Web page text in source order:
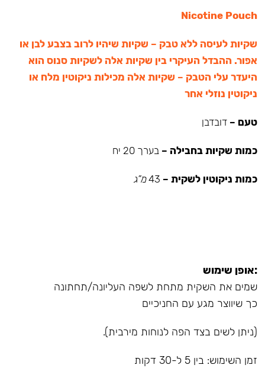
Nicotine Pouch
שקיות לעיסה ללא טבק – שקיות שיהיו לרוב בצבע לבן או
אפור. ההבדל העיקרי בין שקיות אלה לשקיות סנוס הוא
היעדר עלי הטבק – שקיות אלה מכילות ניקוטין מלח או
ניקוטין נוזלי אחר
טעם – דובדבן
כמות שקיות בחבילה – בערך 20 יח
כמות ניקוטין לשקית – מ”ג
:אופן שימוש
שמים את השקית מתחת לשפה העליונה/תחתונה
כך שיווצר מגע עם החניכיים
(ניתן לשים בצד הפה לנוחות מירבית).
זמן השימוש: בין 5 ל-30 דקות